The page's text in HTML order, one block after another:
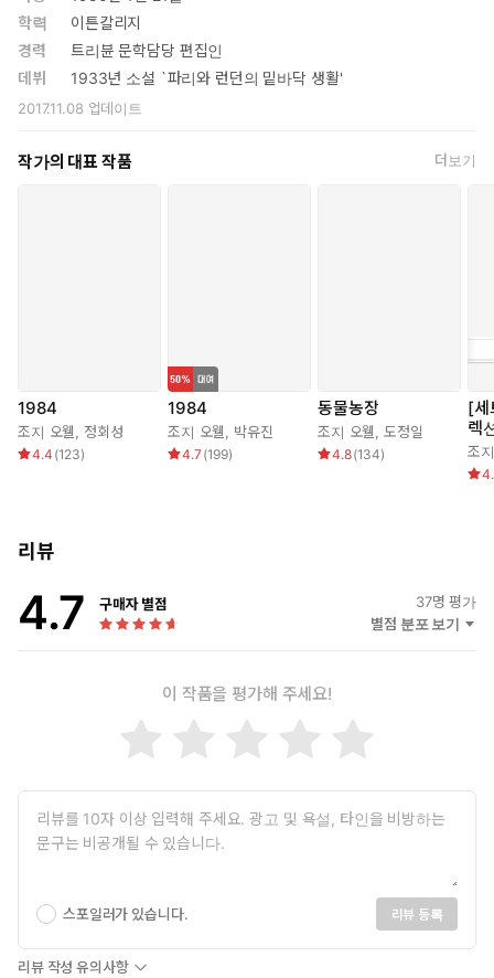
- 2005년 《타임》 선정 `‘20세기 100대 영문 소설’
- 2008년 《타임스》 선정 `‘영국의 가장 위대한 전후 작가’ 2위
- 2009년 《뉴스위크》 선정 ‘세계 명저 100권’ 중 61위
학력
이튼칼리지
경력
트리뷴 문학담당 편집인
데뷔
1933년 소설 `파리와 런던의 밑바닥 생활'
2017.11.08 업데이트
작가의 대표 작품 더보기
1984
조지 오웰, 정회성
4.4 (123)
1984
조지 오웰, 박유진
4.7 (199)
동물농장
조지 오웰,도정일
4.8(134)
[세
렉
장(
조
리뷰
4.7 구매자 별점 37명 평가
별점 분포 보기
이 작품을 평가해 주세요!
스포일러가 있습니다. 리뷰 등록
리뷰 작성 유의사항